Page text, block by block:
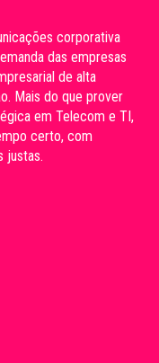
corporativa
das empresas
de alta
Mais do que prover
em Telecom e TI,
certo, com
justas.